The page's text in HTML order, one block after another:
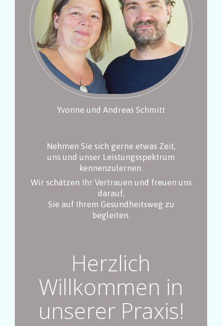
Yvonne und Andreas Schmitt
Nehmen Sie sich gerne etwas Zeit,
uns und unser Leistungsspektrum
kennenzulernen.
Wir schätzen Ihr Vertrauen und freuen uns
darauf,
Sie auf Ihrem Gesundheitsweg zu
begleiten.
Herzlich
Willkommen in
unserer Praxis!